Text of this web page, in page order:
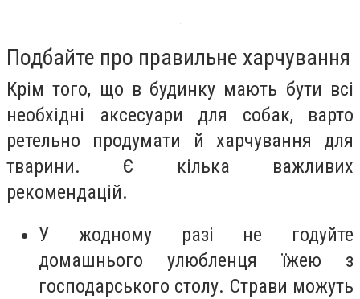
Подбайте про правильне харчування
Крім того, що в будинку мають бути всі
необхідні аксесуари для собак, варто
ретельно продумати й харчування для
тварини. Є кілька важливих
рекомендацій.
У жодному разі не годуйте
домашнього улюбленця їжею з
господарського столу. Страви можуть